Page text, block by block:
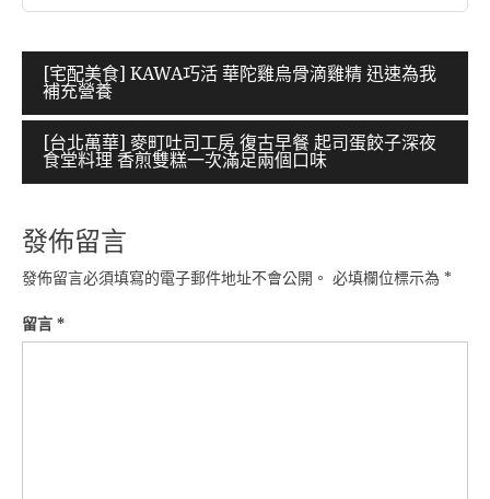
文
章
導
覽
[宅配美食] KAWA巧活 華陀雞烏骨滴雞精 迅速為我
補充營養
[台北萬華] 麥町吐司工房 復古早餐 起司蛋餃子深夜
食堂料理 香煎雙糕一次滿足兩個口味
發佈留言
發佈留言必須填寫的電子郵件地址不會公開。 必填欄位標示為 *
留言 *